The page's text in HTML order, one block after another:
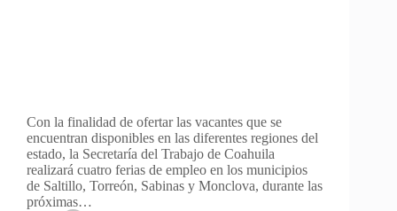
Con la finalidad de ofertar las vacantes que se
encuentran disponibles en las diferentes regiones del
estado, la Secretaría del Trabajo de Coahuila
realizará cuatro ferias de empleo en los municipios
de Saltillo, Torreón, Sabinas y Monclova, durante las
próximas…